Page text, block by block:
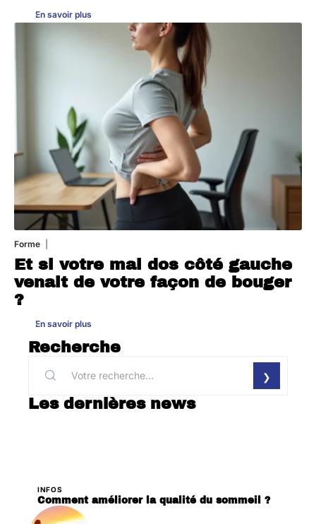
En savoir plus
Forme
Et si votre mal dos côté gauche
venait de votre façon de bouger
?
En savoir plus
Recherche
Les dernières news
INFOS
Comment améliorer la qualité du sommeil ?